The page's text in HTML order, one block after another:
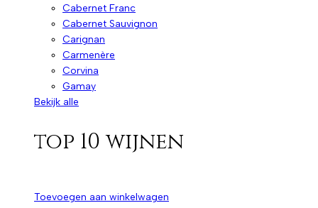
Cabernet Franc
Cabernet Sauvignon
Carignan
Carmenère
Corvina
Gamay
Bekijk alle
top 10 wijnen
Toevoegen aan winkelwagen